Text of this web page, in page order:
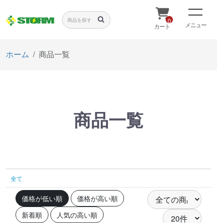
0
カート メニュー
ホーム 商品一覧
商品一覧
全て
価格が低い順
価格が高い順
新着順
人気の高い順